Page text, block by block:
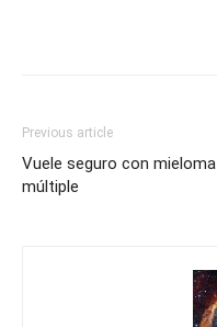
Previous article
Vuele seguro con mieloma
múltiple